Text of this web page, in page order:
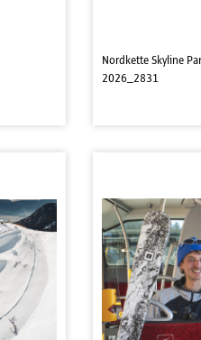
Nordkette Skyline
2026_2831